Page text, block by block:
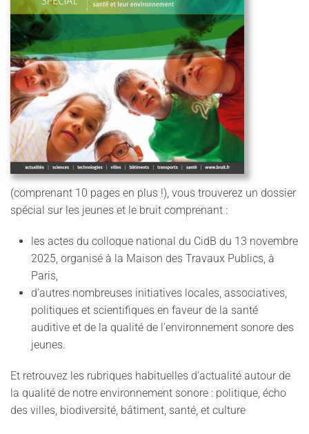
(comprenant 10 pages en plus !), vous trouverez un dossier
spécial sur les jeunes et le bruit comprenant :
les actes du colloque national du CidB du 13 novembre
2025, organisé à la Maison des Travaux Publics, à
Paris,
d'autres nombreuses initiatives locales, associatives,
politiques et scientifiques en faveur de la santé
auditive et de la qualité de l'environnement sonore des
jeunes.
Et retrouvez les rubriques habituelles d'actualité autour de
la qualité de notre environnement sonore : politique, écho
des villes, biodiversité, bâtiment, santé, et culture